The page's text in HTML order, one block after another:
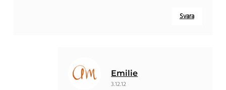
Svara
Emilie
3.12.12